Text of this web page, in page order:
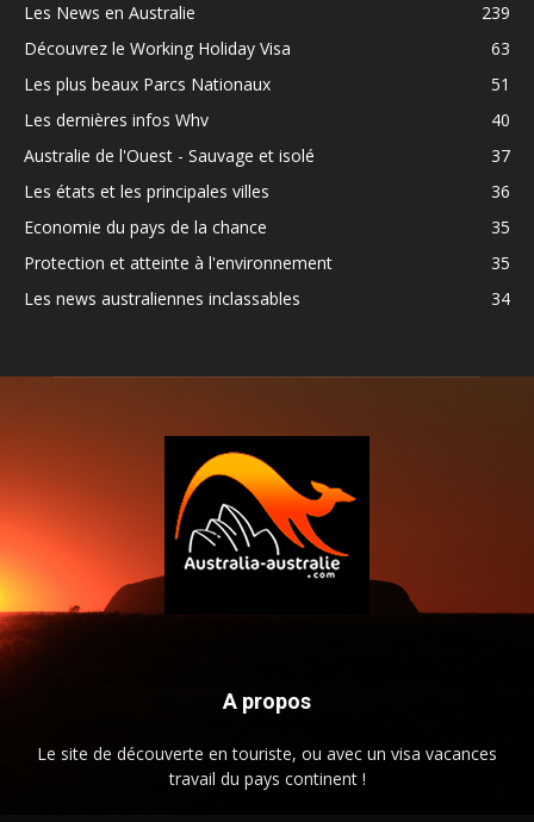
Les News en Australie
239
Découvrez le Working Holiday Visa
63
Les plus beaux Parcs Nationaux
51
Les dernières infos Whv
40
Australie de l'Ouest - Sauvage et isolé
37
Les états et les principales villes
36
Economie du pays de la chance
35
Protection et atteinte à l'environnement
35
Les news australiennes inclassables
34
A propos
Le site de découverte en touriste, ou avec un visa vacances
travail du pays continent !